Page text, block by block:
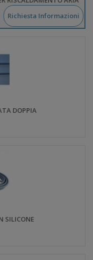
Richiesta Informazioni
DOPPIA
SILICONE